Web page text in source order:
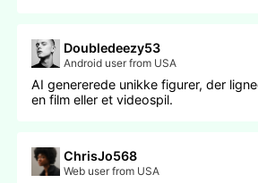
Doubledeezy53
Android user from USA
AI genererede unikke figurer, der
en film eller et videospil.
ChrisJo568
Web user from USA